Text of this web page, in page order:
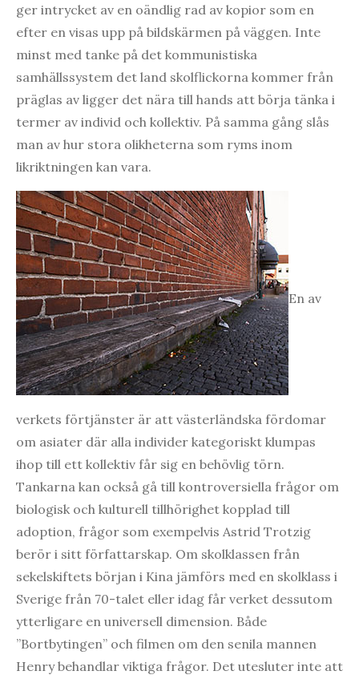
ger intrycket av en oändlig rad av kopior som en
efter en visas upp på bildskärmen på väggen. Inte
minst med tanke på det kommunistiska
samhällssystem det land skolflickorna kommer från
präglas av ligger det nära till hands att börja tänka i
termer av individ och kollektiv. På samma gång slås
man av hur stora olikheterna som ryms inom
likriktningen kan vara.
En av
verkets förtjänster är att västerländska fördomar
om asiater där alla individer kategoriskt klumpas
ihop till ett kollektiv får sig en behövlig törn.
Tankarna kan också gå till kontroversiella frågor om
biologisk och kulturell tillhörighet kopplad till
adoption, frågor som exempelvis Astrid Trotzig
berör i sitt författarskap. Om skolklassen från
sekelskiftets början i Kina jämförs med en skolklass i
Sverige från 70-talet eller idag får verket dessutom
ytterligare en universell dimension. Både
”Bortbytingen” och filmen om den senila mannen
Henry behandlar viktiga frågor. Det utesluter inte att